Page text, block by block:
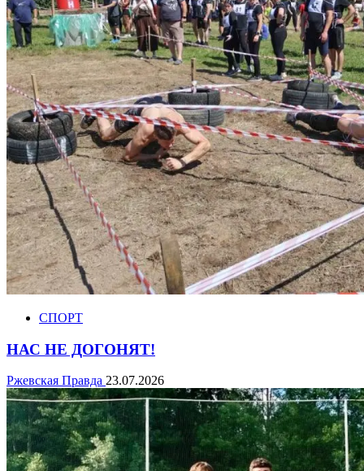
СПОРТ
НАС НЕ ДОГОНЯТ!
Ржевская Правда 23.07.2026